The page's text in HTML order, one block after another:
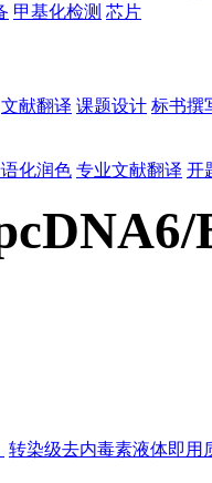
甲基化检测 芯片
文献翻译 课题设计 标书撰
化润色 专业文献翻译 开
转染级去内毒素液体即用